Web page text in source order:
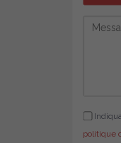
politique